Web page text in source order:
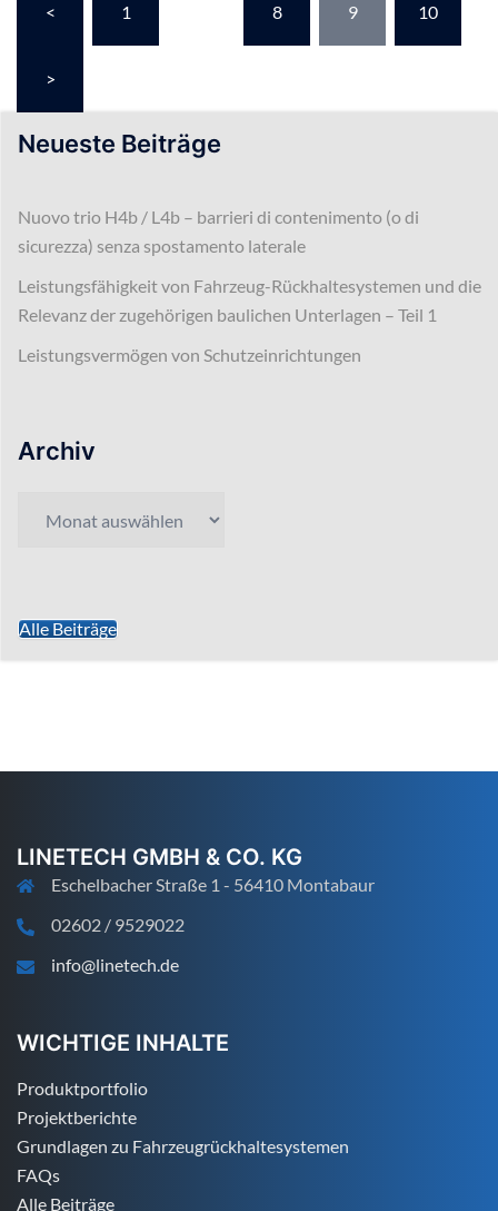
der
Beiträge
< 1 8 9 10
>
Neueste Beiträge
Nuovo trio H4b / L4b – barrieri di contenimento (o di
sicurezza) senza spostamento laterale
Leistungsfähigkeit von Fahrzeug-Rückhaltesystemen und die
Relevanz der zugehörigen baulichen Unterlagen – Teil 1
Leistungsvermögen von Schutzeinrichtungen
Archiv
Alle Beiträge
LINETECH GMBH & CO. KG
Eschelbacher Straße 1 - 56410 Montabaur
02602 / 9529022
info@linetech.de
WICHTIGE INHALTE
Produktportfolio
Projektberichte
Grundlagen zu Fahrzeugrückhaltesystemen
FAQs
Alle Beiträge